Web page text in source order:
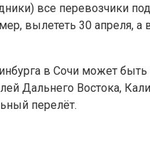
все перевозчики
вылететь 30 апреля, а
в Сочи может
Дальнего Востока,
перелёт.